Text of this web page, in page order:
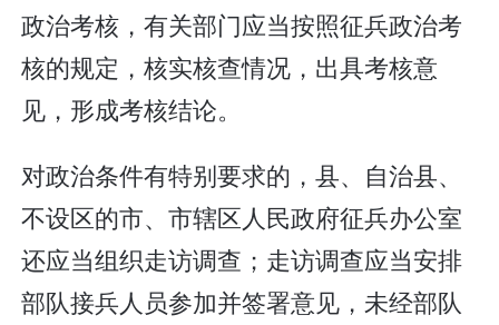
政治考核，有关部门应当按照征兵政治考
核的规定，核实核查情况，出具考核意
见，形成考核结论。
对政治条件有特别要求的，县、自治县、
不设区的市、市辖区人民政府征兵办公室
还应当组织走访调查；走访调查应当安排
部队接兵人员参加并签署意见，未经部队